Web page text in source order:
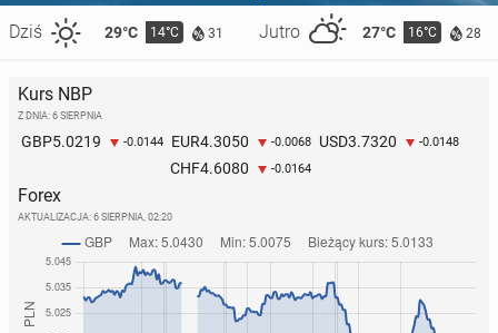
Dziś 29°C 14°C 31 Jutro 27°C 16°C 28
Kurs NBP
Z DNIA: 6 SIERPNIA
GBP5.0219 -0.0144 EUR4.3050 -0.0068 USD3.7320 -0.0148
CHF4.6080 -0.0164
Forex
AKTUALIZACJA: 6 SIERPNIA, 02:20